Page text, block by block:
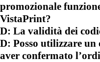
promozionale
VistaPrint?
D: La validità dei
D: Posso utilizzare
aver confermato